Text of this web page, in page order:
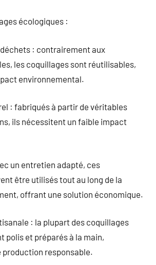
écologiques :
déchets : contrairement aux
les coquillages sont réutilisables,
environnemental.
: fabriqués à partir de véritables
ils nécessitent un faible impact
un entretien adapté, ces
être utilisés tout au long de la
offrant une solution économique.
: la plupart des coquillages
polis et préparés à la main,
responsable.